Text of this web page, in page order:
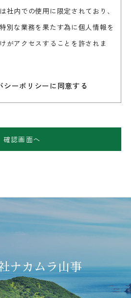
社内での使用に限定されており、
別な業務を果たす為に個人情報を
がアクセスすることを許されま
シーポリシーに同意する
ナカムラ山事